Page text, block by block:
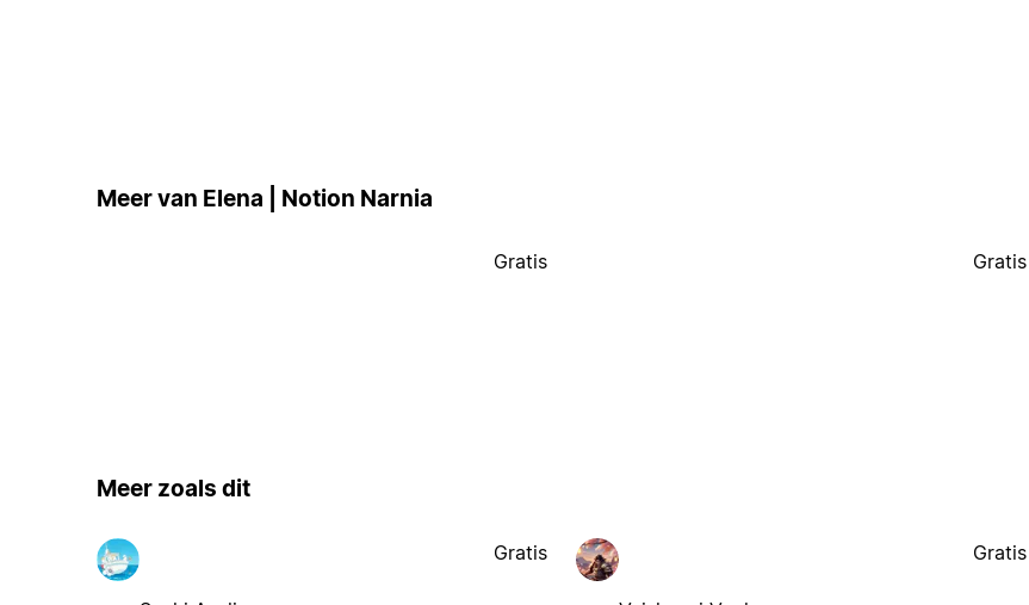
Meer van Elena | Notion Narnia
Gratis Gratis
Meer zoals dit
Gratis Gratis